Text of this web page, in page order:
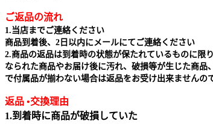
ご返品の流れ
1.当店までご連絡ください
商品到着後、2日以内にメールにてご連絡ください
2.商品の返品は到着時の状態が保たれているものに限
なられた商品やお届け後に汚れ、破損等が生じた商品
で付属品が揃わない場合は返品をお受け出来ませんの
返品 •交換理由
1.到着時に商品が破損していた